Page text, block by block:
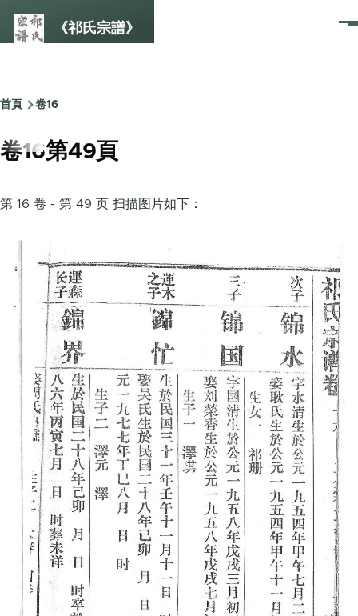
《祁氏宗譜》
選
Breadcrumb
首頁 卷16
卷16第49頁
第 16 卷 - 第 49 页 扫描图片如下：